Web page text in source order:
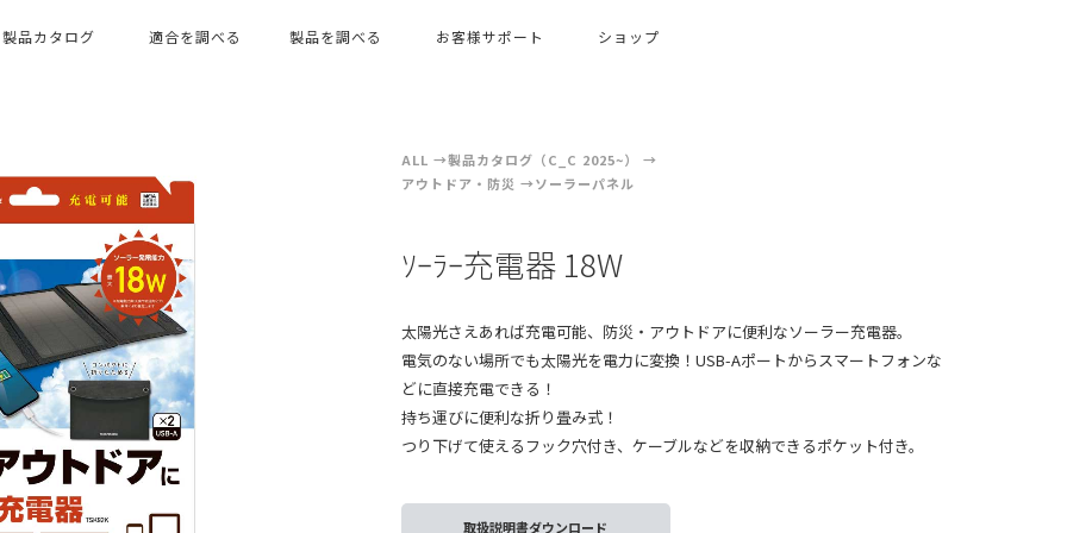
製品カタログ 適合を調べる 製品を調べる お客様サポート ショップ
ALL
製品カタログ（C_C 2025~）
アウトドア・防災
ソーラーパネル
ｿｰﾗｰ充電器 18W
太陽光さえあれば充電可能、防災・アウトドアに便利なソーラー充電器。
電気のない場所でも太陽光を電力に変換！USB-Aポートからスマートフォンな
どに直接充電できる！
持ち運びに便利な折り畳み式！
つり下げて使えるフック穴付き、ケーブルなどを収納できるポケット付き。
取扱説明書ダウンロード